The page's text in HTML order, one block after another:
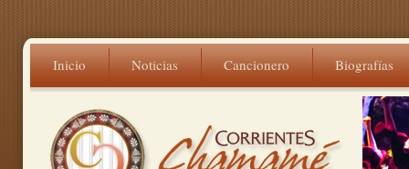
Inicio Noticias Cancionero Biografías